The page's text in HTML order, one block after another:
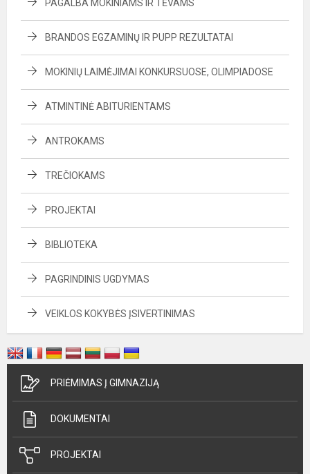
PAGALBA MOKINIAMS IR TĖVAMS
BRANDOS EGZAMINŲ IR PUPP REZULTATAI
MOKINIŲ LAIMĖJIMAI KONKURSUOSE, OLIMPIADOSE
ATMINTINĖ ABITURIENTAMS
ANTROKAMS
TREČIOKAMS
PROJEKTAI
BIBLIOTEKA
PAGRINDINIS UGDYMAS
VEIKLOS KOKYBĖS ĮSIVERTINIMAS
PRIĖMIMAS Į GIMNAZIJĄ
DOKUMENTAI
PROJEKTAI